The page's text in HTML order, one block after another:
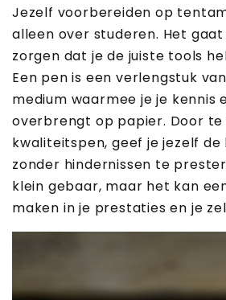
Jezelf voorbereiden op
alleen over studeren. Het
zorgen dat je de juiste tools
Een pen is een verlengstuk
medium waarmee je je kennis
overbrengt op papier. Door te
kwaliteitspen, geef je jezelf
zonder hindernissen te
klein gebaar, maar het kan
maken in je prestaties en je